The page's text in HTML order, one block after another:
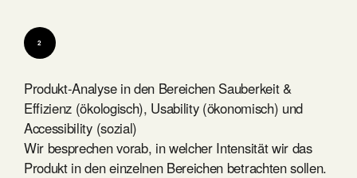
2
Produkt-Analyse in den Bereichen Sauberkeit &
Effizienz (ökologisch), Usability (ökonomisch) und
Accessibility (sozial)
Wir besprechen vorab, in welcher Intensität wir das
Produkt in den einzelnen Bereichen betrachten sollen.